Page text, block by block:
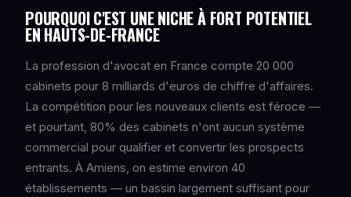
POURQUOI C'EST UNE NICHE À FORT POTENTIEL
EN HAUTS-DE-FRANCE
La profession d'avocat en France compte 20 000
cabinets pour 8 milliards d'euros de chiffre d'affaires.
La compétition pour les nouveaux clients est féroce —
et pourtant, 80% des cabinets n'ont aucun système
commercial pour qualifier et convertir les prospects
entrants. À Amiens, on estime environ 40
établissements — un bassin largement suffisant pour